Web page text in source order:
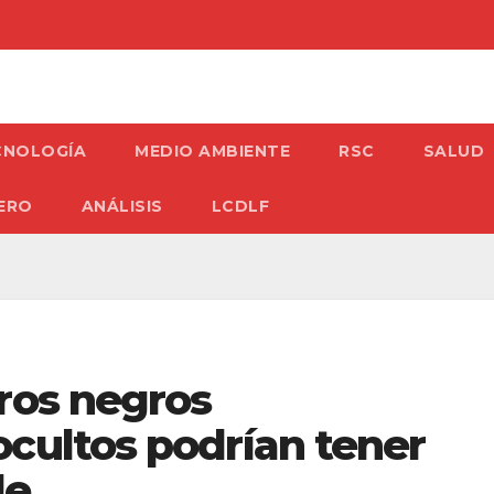
MEDIO AMBIENTE RSC SALUD
ANÁLISIS LCDLF
negros
podrían tener